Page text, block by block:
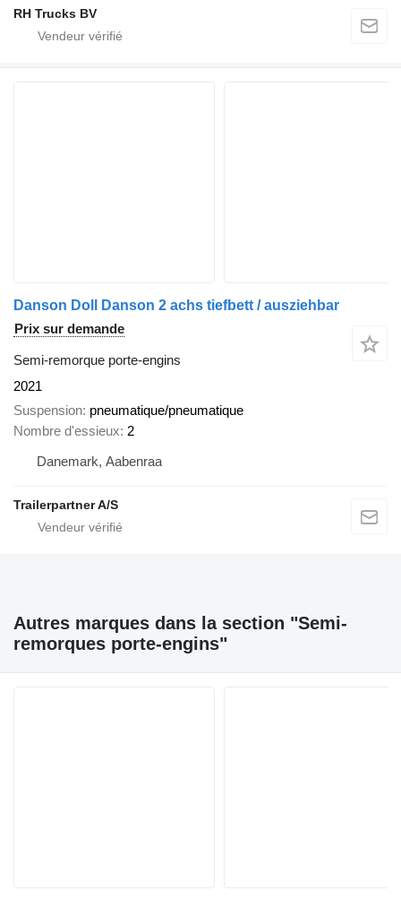
RH Trucks BV
Danson Doll Danson 2 achs tiefbett / ausziehbar
Prix sur demande
Semi-remorque porte-engins
2021
Suspension pneumatique/pneumatique
Nombre d'essieux 2
Danemark, Aabenraa
Trailerpartner A/S
Autres marques dans la section "Semi-
remorques porte-engins"